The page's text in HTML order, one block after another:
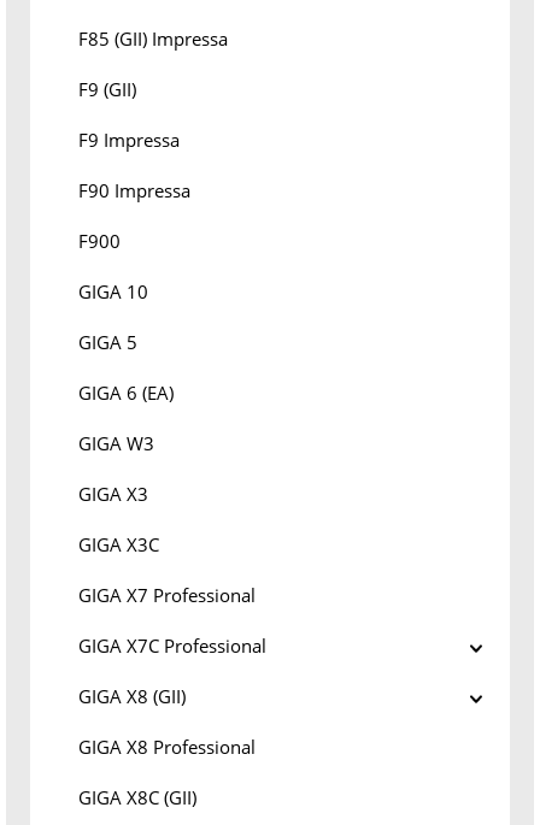
F85 (GII) Impressa
F9 (GII)
F9 Impressa
F90 Impressa
F900
GIGA 10
GIGA 5
GIGA 6 (EA)
GIGA W3
GIGA X3
GIGA X3C
GIGA X7 Professional
GIGA X7C Professional
GIGA X8 (GII)
GIGA X8 Professional
GIGA X8C (GII)